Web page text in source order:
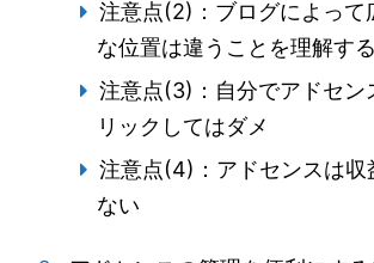
注意点(2)：ブログによって
な位置は違うことを理解する
注意点(3)：自分でアドセン
リックしてはダメ
注意点(4)：アドセンスは収
ない